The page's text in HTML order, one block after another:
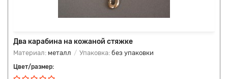
Два карабина на кожаной стяжке
Материал: металл Упаковка: без упаковки
Цвет/размер: